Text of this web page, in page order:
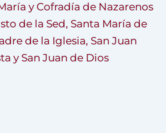
y Cofradía de Nazarenos
de la Sed, Santa María de
de la Iglesia, San Juan
y San Juan de Dios